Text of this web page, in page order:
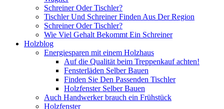
Schreiner Oder Tischler?
Tischler Und Schreiner Finden Aus Der Region
Schreiner Oder Tischler?
Wie Viel Gehalt Bekommt Ein Schreiner
Holzblog
Energiesparen mit einem Holzhaus
Auf die Qualität beim Treppenkauf achten!
Fensterläden Selber Bauen
Finden Sie Den Passenden Tischler
Holzfenster Selber Bauen
Auch Handwerker brauch ein Frühstück
Holzfenster